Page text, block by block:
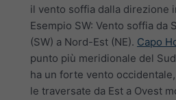
il vento soffia dalla direzione
Esempio SW: Vento soffia da
(SW) a Nord-Est (NE). Capo
punto più meridionale del
ha un forte vento
le traversate da Est a Ovest